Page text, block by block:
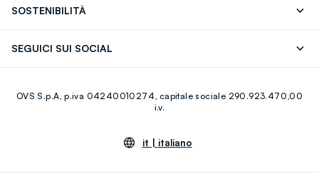
Giftcard
SOSTENIBILITÀ
SEGUICI SUI SOCIAL
Youtube Linkedin
OVS S.p.A, p.iva 04240010274, capitale sociale 290.923.470,00
i.v.
it | italiano